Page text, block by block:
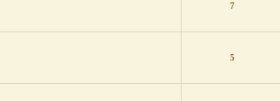
7
5